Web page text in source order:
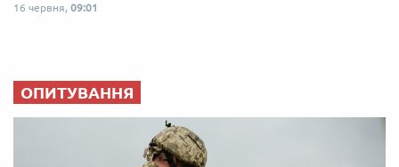
16 червня, 09:01
ОПИТУВАННЯ